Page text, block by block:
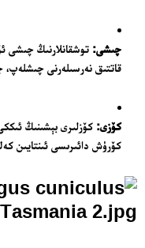
چىشى: توشقانلارنىڭ چىشى
قاتتىق نەرسىلەرنى چىشلەپ،
كۆزى: كۆزلىرى بېشىنىڭ
كۆرۈش دائىرىسى ئىنتايىن كەڭ (360 گرادۇسقا